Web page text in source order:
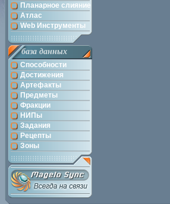
Планарное слияние
Атлас
Web Инструменты
база данных
Способности
Достижения
Артефакты
Предметы
Фракции
НИПы
Задания
Рецепты
Зоны